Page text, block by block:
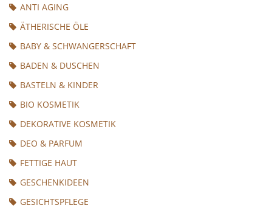
ANTI AGING
ÄTHERISCHE ÖLE
BABY & SCHWANGERSCHAFT
BADEN & DUSCHEN
BASTELN & KINDER
BIO KOSMETIK
DEKORATIVE KOSMETIK
DEO & PARFUM
FETTIGE HAUT
GESCHENKIDEEN
GESICHTSPFLEGE